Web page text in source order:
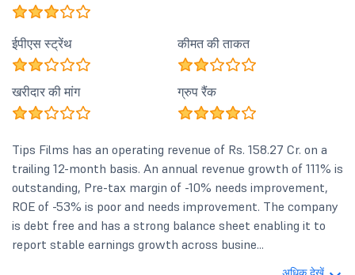
ईपीएस स्ट्रेंथ कीमत की ताकत
खरीदार की मांग ग्रुप रैंक
Tips Films has an operating revenue of Rs. 158.27 Cr. on a
trailing 12-month basis. An annual revenue growth of 111% is
outstanding, Pre-tax margin of -10% needs improvement,
ROE of -53% is poor and needs improvement. The company
is debt free and has a strong balance sheet enabling it to
report stable earnings growth across busine...